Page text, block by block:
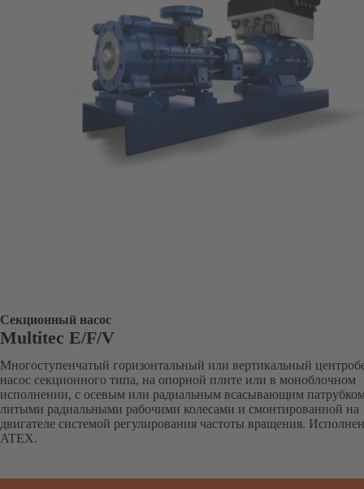
Секционный насос
Multitec E/F/V
Многоступенчатый горизонтальный или вертикальный
насос секционного типа, на опорной плите или в моноблочном
исполнении, с осевым или радиальным всасывающим
литыми радиальными рабочими колесами и смонтированной на
двигателе системой регулирования частоты вращения.
ATEX.